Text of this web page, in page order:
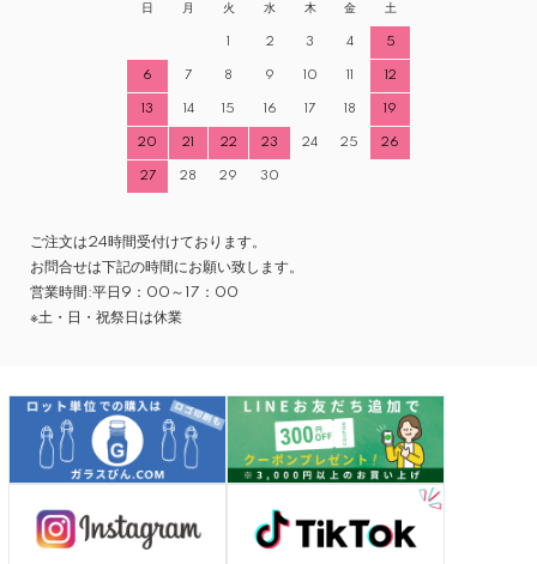
日 月 火 水 木 金 土
2 3 4 5
6 7 8 9 10 12
13 14 15 16 17 18 19
20 21 22 23 24 25 26
27 28 29 30
ご注文は24時間受付けております。
お問合せは下記の時間にお願い致します。
営業時間:平日9：00～17：00
※土・日・祝祭日は休業